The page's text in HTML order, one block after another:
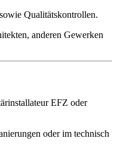
Qualitätskontrollen.
anderen Gewerken
EFZ oder
oder im technisch